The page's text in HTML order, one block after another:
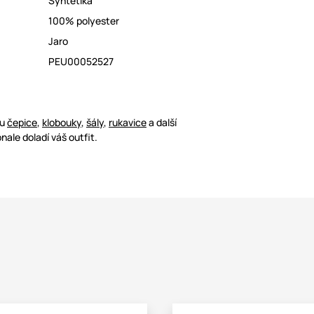
100% polyester
Jaro
PEU00052527
čepice, klobouky, šály, rukavicea další
doladí váš outfit.